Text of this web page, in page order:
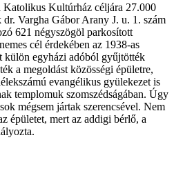
Katolikus Kultúrház céljára 27.000
dr. Vargha Gábor Arany J. u. 1. szám
621 négyszögöl parkosított
cél érdekében az 1938-as
külön egyházi adóból gyűjtötték
a megoldást közösségi épületre,
evangélikus gyülekezet is
templomuk szomszédságában. Úgy
mégsem jártak szerencsével. Nem
épületet, mert az addigi bérlő, a